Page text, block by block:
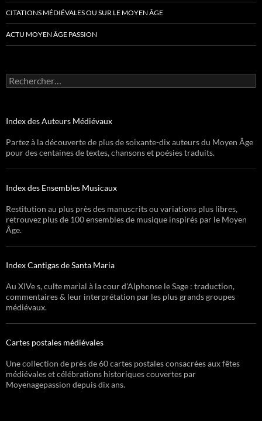
CITATIONS MÉDIÉVALES OU SUR LE MOYEN ÂGE
ACTU MOYEN ÂGE PASSION
Rechercher :
Index des Auteurs Médiévaux
Partez à la découverte de plus de soixante-dix auteurs du Moyen Âge
pour des centaines de textes, chansons et poésies traduits.
Index des Ensembles Musicaux
Restitution au plus près des manuscrits ou variations plus libres,
retrouvez plus de 100 ensembles de musique inspirés par le Moyen
Âge.
Index Cantigas de Santa Maria
Au XIVe s, culte marial à la cour d’Alphonse le Sage : traduction,
commentaires & leur interprétation par les plus grands groupes
médiévaux.
Cartes postales médiévales
Une collection de près de 60 cartes postales consacrées aux fêtes
médiévales et célébrations historiques couvertes par
Moyenagepassion depuis dix ans.